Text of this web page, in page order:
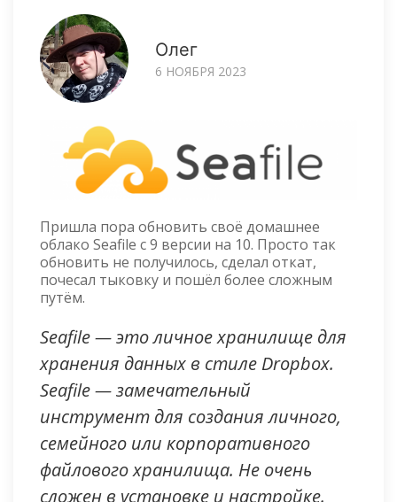
Олег
6 НОЯБРЯ 2023
Пришла пора обновить своё домашнее
облако Seafile с 9 версии на 10. Просто так
обновить не получилось, сделал откат,
почесал тыковку и пошёл более сложным
путём.
Seafile — это личное хранилище для
хранения данных в стиле Dropbox.
Seafile — замечательный
инструмент для создания личного,
семейного или корпоративного
файлового хранилища. Не очень
сложен в установке и настройке.